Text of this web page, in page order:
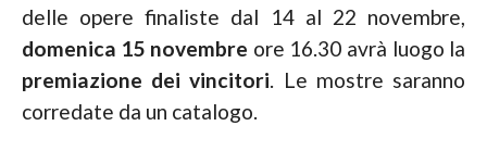
delle opere finaliste dal 14 al 22 novembre,
domenica 15 novembre ore 16.30 avrà luogo la
premiazione dei vincitori. Le mostre saranno
corredate da un catalogo.